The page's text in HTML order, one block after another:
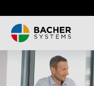
to
main
content